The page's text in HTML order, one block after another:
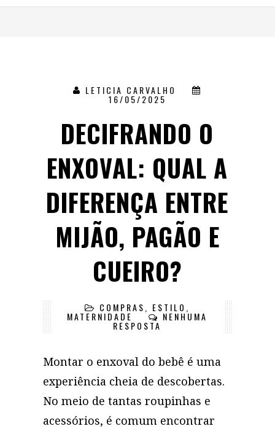
LETICIA CARVALHO
16/05/2025
DECIFRANDO O
ENXOVAL: QUAL A
DIFERENÇA ENTRE
MIJÃO, PAGÃO E
CUEIRO?
COMPRAS ESTILO
MATERNIDADE NENHUMA
RESPOSTA
Montar o enxoval do bebê é uma
experiência cheia de descobertas.
No meio de tantas roupinhas e
acessórios, é comum encontrar